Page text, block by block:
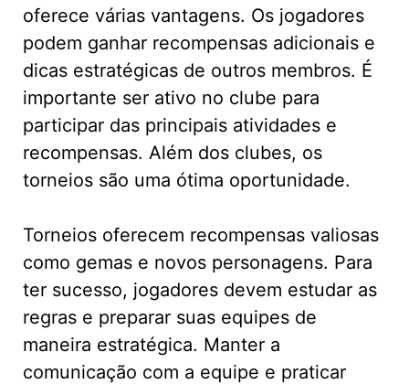
oferece várias vantagens. Os jogadores
podem ganhar recompensas adicionais e
dicas estratégicas de outros membros. É
importante ser ativo no clube para
participar das principais atividades e
recompensas. Além dos clubes, os
torneios são uma ótima oportunidade.
Torneios oferecem recompensas valiosas
como gemas e novos personagens. Para
ter sucesso, jogadores devem estudar as
regras e preparar suas equipes de
maneira estratégica. Manter a
comunicação com a equipe e praticar